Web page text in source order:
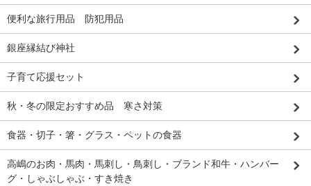
便利な旅行用品 防犯用品
銀座縁結び神社
子育て応援セット
秋・冬の限定おすすめ品 寒さ対策
食器・切子・箸・グラス・ペットの食器
高嶋のお肉・馬肉・馬刺し・鳥刺し・ブランド和牛・ハンバー
グ・しゃぶしゃぶ・すき焼き